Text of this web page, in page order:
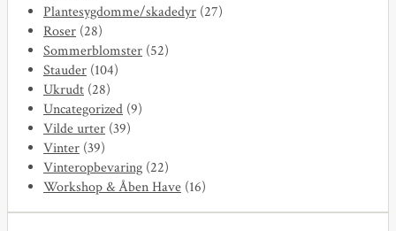
Plantesygdomme/skadedyr (27)
Roser (28)
Sommerblomster (52)
Stauder (104)
Ukrudt (28)
Uncategorized (9)
Vilde urter (39)
Vinter (39)
Vinteropbevaring (22)
Workshop & Åben Have (16)